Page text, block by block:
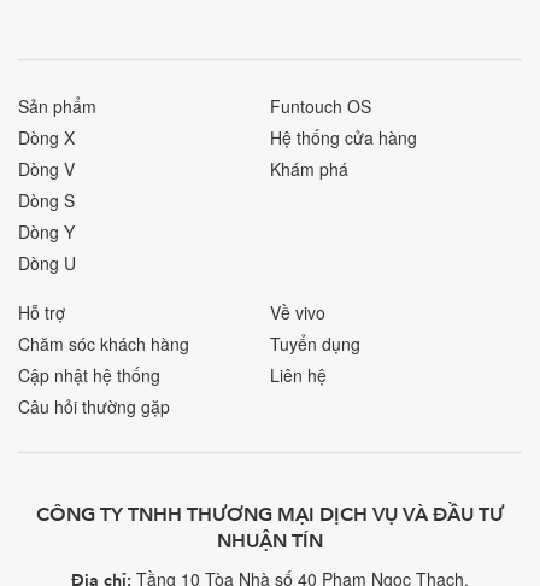
Sản phẩm
Dòng X
Dòng V
Dòng S
Dòng Y
Dòng U
Funtouch OS
Hệ thống cửa hàng
Khám phá
Hỗ trợ
Chăm sóc khách hàng
Cập nhật hệ thống
Câu hỏi thường gặp
Về vivo
Tuyển dụng
Liên hệ
CÔNG TY TNHH THƯƠNG MẠI DỊCH VỤ VÀ ĐẦU TƯ
NHUẬN TÍN
Địa chỉ: Tầng 10 Tòa Nhà số 40 Phạm Ngọc Thạch,